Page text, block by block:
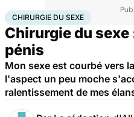
AccueilSantéMaladies Chirurgie du
CHIRURGIE DU SEXE
Chirurgie du sexe
pénis
Mon sexe est courbé vers
l'aspect un peu moche
ralentissement de mes